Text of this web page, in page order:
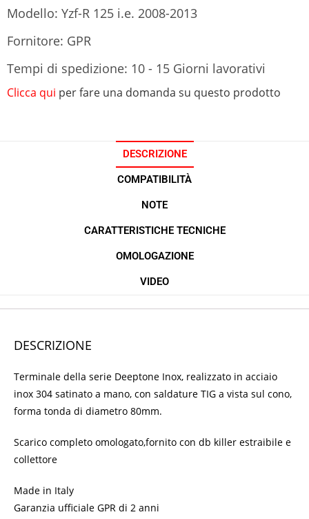
Modello: Yzf-R 125 i.e. 2008-2013
Fornitore: GPR
Tempi di spedizione: 10 - 15 Giorni lavorativi
Clicca qui per fare una domanda su questo prodotto
DESCRIZIONE
COMPATIBILITÀ
NOTE
CARATTERISTICHE TECNICHE
OMOLOGAZIONE
VIDEO
DESCRIZIONE
Terminale della serie Deeptone Inox, realizzato in acciaio
inox 304 satinato a mano, con saldature TIG a vista sul cono,
forma tonda di diametro 80mm.
Scarico completo omologato,fornito con db killer estraibile e
collettore
Made in Italy
Garanzia ufficiale GPR di 2 anni